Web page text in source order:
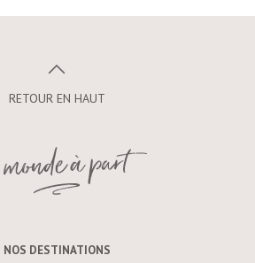
RETOUR EN HAUT
NOS DESTINATIONS